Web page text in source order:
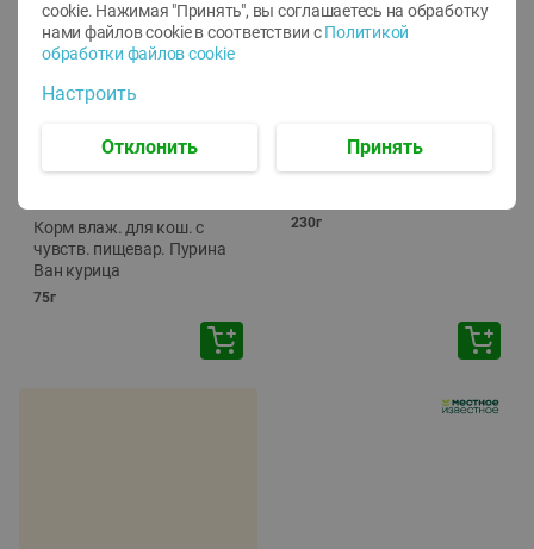
Корм влаж. для кош. с
чувств. пищевар. Пурина
Ван курица
75г
6.59
230г
cookie. Нажимая "Принять", вы соглашаетесь на обработку
нами файлов cookie в соответствии с Политикой
обработки файлов cookie
Настроить
Отклонить Принять